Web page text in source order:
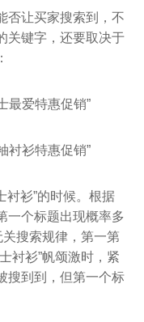
否让买家搜索到，不
关键字，还要取决于
最爱特惠促销”
衬衫特惠促销”
衬衫”的时候。根据
一个标题出现概率多
关搜索规律，第一第
衬衫”帆颂激时，紧
搜到到，但第一个标